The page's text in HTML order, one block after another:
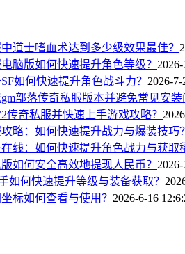
道士嗜血术达到多少级效果最佳？
脑版如何快速提升角色等级？
如何快速提升角色战斗力？ 2026-7-
部落传奇私服版本并避免常见安装
传奇私服并快速上手游戏攻略？
略：如何快速提升战力与爆装技巧
线：如何快速提升角色战力与获取
如何安全高效地提现人民币？
如何快速提升等级与装备获取？
标如何查看与使用？ 2026-6-16